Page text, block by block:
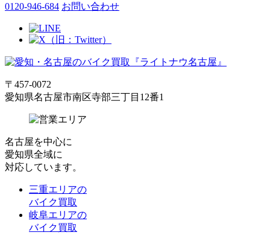
0120-946-684 お問い合わせ
〒457-0072
愛知県名古屋市南区寺部三丁目12番1
名古屋を中心に
愛知県全域に
対応しています。
三重エリアの
バイク買取
岐阜エリアの
バイク買取